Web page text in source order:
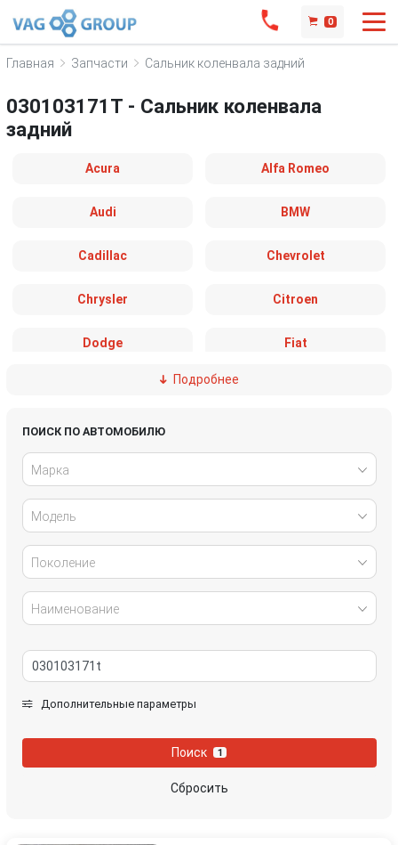
0
Главная Запчасти Сальник коленвала задний
030103171T - Сальник коленвала
задний
Acura Alfa Romeo
Audi BMW
Cadillac Chevrolet
Chrysler Citroen
Dodge Fiat
Honda
Kia
Land Rover
Mazda Mercedes-Benz
Nissan Opel
Подробнее
ПОИСК ПО АВТОМОБИЛЮ
Марка
Модель
Поколение
Наименование
Дополнительные параметры
Поиск 1
Сбросить